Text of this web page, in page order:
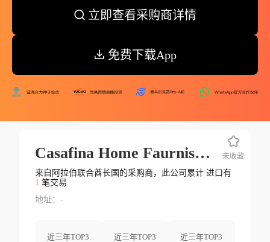
立即查看采购商详情
免费下载App
Casafina Home Faurnishing Llc
来自阿拉伯联合酋长国的采购商，此公司累计 进口有
1 笔交易
地址：-
近三年TOP3
近三年TOP3
近三年TOP3
未收藏